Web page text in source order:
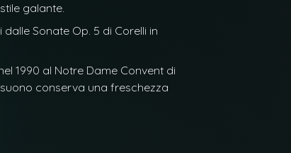
galante.
Sonate Op. 5 di Corelli in
1990 al Notre Dame Convent di
conserva una freschezza